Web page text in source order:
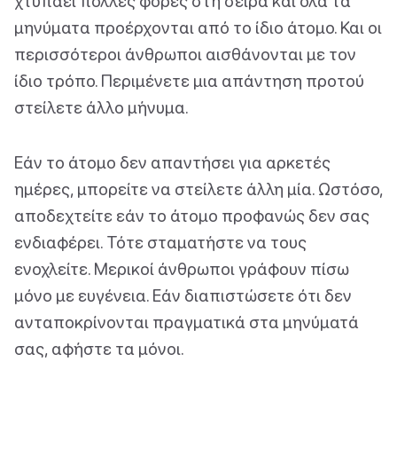
μηνύματα προέρχονται από το ίδιο άτομο. Και οι
περισσότεροι άνθρωποι αισθάνονται με τον
ίδιο τρόπο. Περιμένετε μια απάντηση προτού
στείλετε άλλο μήνυμα.
Εάν το άτομο δεν απαντήσει για αρκετές
ημέρες, μπορείτε να στείλετε άλλη μία. Ωστόσο,
αποδεχτείτε εάν το άτομο προφανώς δεν σας
ενδιαφέρει. Τότε σταματήστε να τους
ενοχλείτε. Μερικοί άνθρωποι γράφουν πίσω
μόνο με ευγένεια. Εάν διαπιστώσετε ότι δεν
ανταποκρίνονται πραγματικά στα μηνύματά
σας, αφήστε τα μόνοι.